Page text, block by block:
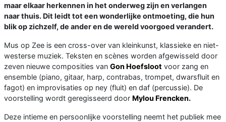
maar elkaar herkennen in het onderweg zijn en verlangen
naar thuis. Dit leidt tot een wonderlijke ontmoeting, die hun
blik op zichzelf, de ander en de wereld voorgoed verandert.
Mus op Zee is een cross-over van kleinkunst, klassieke en niet-
westerse muziek. Teksten en scènes worden afgewisseld door
zeven nieuwe composities van Gon Hoefsloot voor zang en
ensemble (piano, gitaar, harp, contrabas, trompet, dwarsfluit en
fagot) en improvisaties op ney (fluit) en daf (percussie). De
voorstelling wordt geregisseerd door Mylou Frencken.
Deze intieme en persoonlijke voorstelling neemt het publiek mee